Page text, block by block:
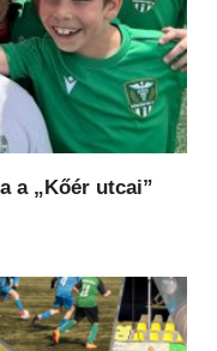
a „Kőér utcai”